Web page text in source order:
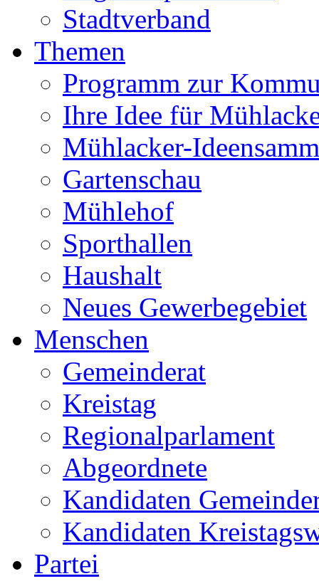
Stadtverband
Themen
Programm zur
Ihre Idee für
Mühlacker-
Gartenschau
Mühlehof
Sporthallen
Haushalt
Neues Gewerbegebiet
Menschen
Gemeinderat
Kreistag
Regionalparlament
Abgeordnete
Kandidaten
Kandidaten
Partei